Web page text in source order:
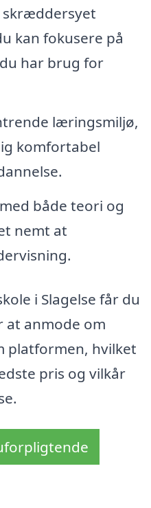
skræddersyet
kan fokusere på
har brug for
læringsmiljø,
komfortabel
både teori og
nemt at
i Slagelse får du
at anmode om
platformen, hvilket
pris og vilkår